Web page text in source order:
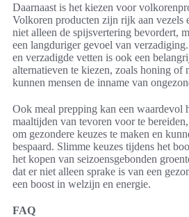
Daarnaast is het kiezen voor
Volkoren producten zijn rijk aan vezels
niet alleen de spijsvertering bevordert,
een langduriger gevoel van
en verzadigde vetten is ook een
alternatieven te kiezen, zoals honing of
kunnen mensen de inname van
Ook meal prepping kan een
maaltijden van tevoren voor te
om gezondere keuzes te maken en
bespaard. Slimme keuzes tijdens het
het kopen van seizoensgebonden
dat er niet alleen sprake is van een
een boost in welzijn en energie.
FAQ